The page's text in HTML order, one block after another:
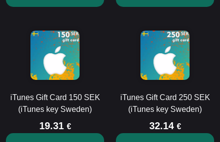
iTunes Gift Card 150 SEK
(iTunes key Sweden)
19.31 €
iTunes Gift Card 250 SEK
(iTunes key Sweden)
32.14 €